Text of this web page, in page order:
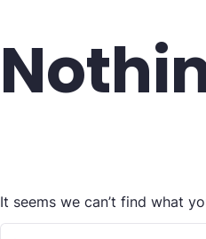
It seems we can’t find what